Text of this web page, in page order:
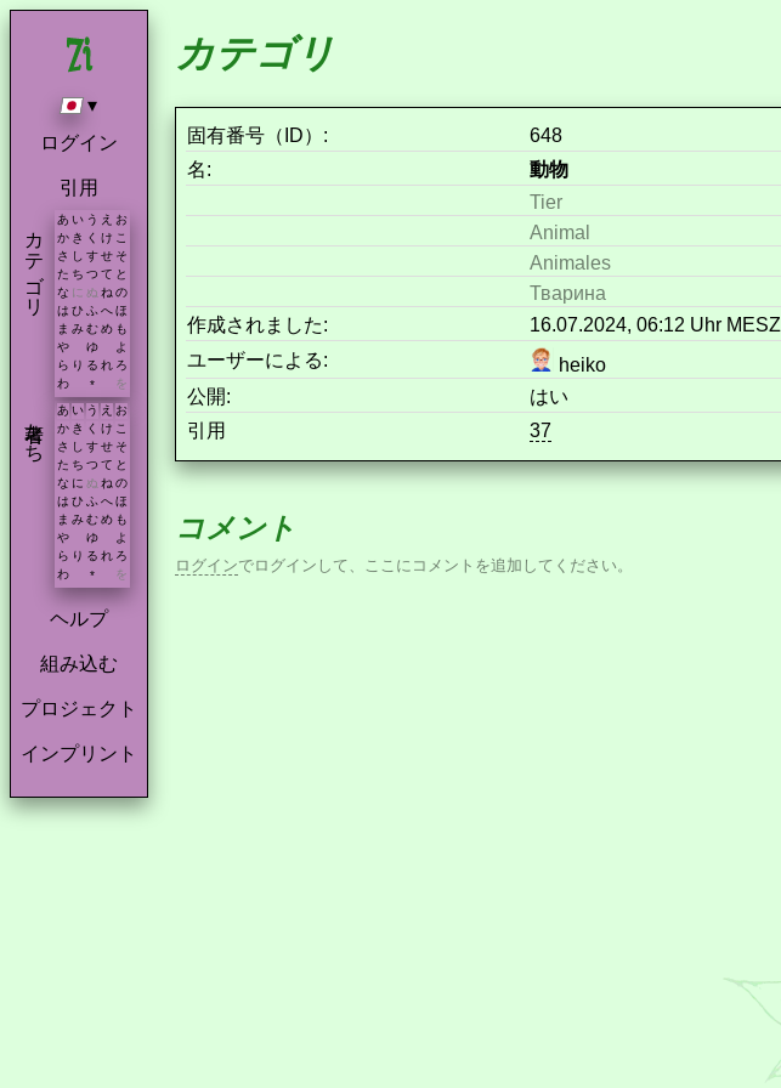
▾
ログイン
引用
カテゴリ あ い う え お
か き く け こ
さ し す せ そ
た ち つ て と
な に ぬ ね の
は ひ ふ へ ほ
ま み む め も
や
ゆ
よ
ら り る れ ろ
わ
* を
著者たち あ い う え お
か き く け こ
さ
し す せ そ
た ち つ て と
な に ぬ ね の
は ひ ふ へ ほ
ま み む め も
や
ゆ
よ
ら り る れ ろ
わ
* を
ヘルプ
組み込む
プロジェクト
インプリント
カテゴリ
固有番号（ID）:
648
名:
動物
Tier
Animal
Animales
Тварина
作成されました:
16.07.2024, 06:12 Uhr MESZ
ユーザーによる:
heiko
公開:
はい
引用
37
コメント
ログインでログインして、ここにコメントを追加してください。